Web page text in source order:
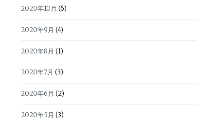
2020年10月 (6)
2020年9月 (4)
2020年8月 (1)
2020年7月 (3)
2020年6月 (2)
2020年5月 (3)